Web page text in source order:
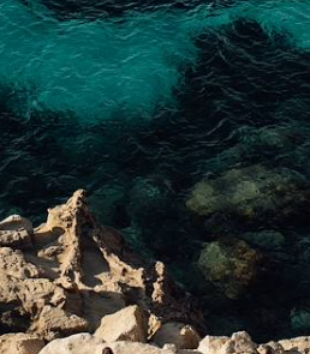
de voyages Sicile (11)
Sicile
et inspirations pour bien préparer son
voyage